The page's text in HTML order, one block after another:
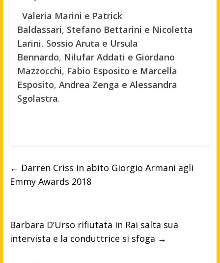
Valeria Marini e Patrick
Baldassari, Stefano Bettarini e Nicoletta
Larini, Sossio Aruta e Ursula
Bennardo, Nilufar Addati e Giordano
Mazzocchi, Fabio Esposito e Marcella
Esposito, Andrea Zenga e Alessandra
Sgolastra.
← Darren Criss in abito Giorgio Armani agli
Emmy Awards 2018
Barbara D’Urso rifiutata in Rai salta sua
intervista e la conduttrice si sfoga →